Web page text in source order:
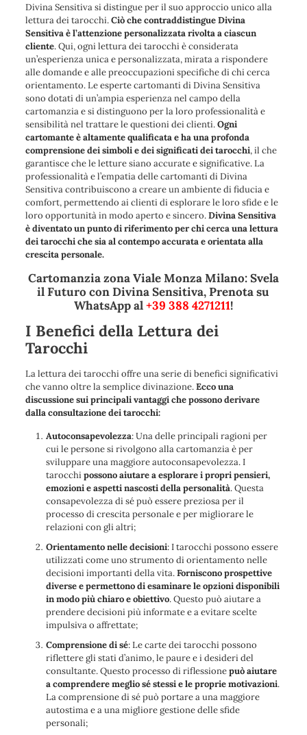
Divina Sensitiva si distingue per il suo approccio unico alla
lettura dei tarocchi.Ciò che contraddistingue Divina
Sensitiva è l’attenzione personalizzata rivolta a ciascun
cliente. Qui, ogni lettura dei tarocchi è considerata
un’esperienza unica e personalizzata, mirata a rispondere
alle domande e alle preoccupazioni specifiche di chi cerca
orientamento. Le esperte cartomanti di Divina Sensitiva
sono dotati di un’ampia esperienza nel campo della
cartomanzia e si distinguono per la loro professionalità e
sensibilità nel trattare le questioni dei clienti.Ogni
cartomante è altamente qualificata e ha una profonda
comprensione dei simboli e dei significati dei tarocchi, il che
garantisce che le letture siano accurate e significative. La
professionalità e l’empatia delle cartomanti di Divina
Sensitiva contribuiscono a creare un ambiente di fiducia e
comfort, permettendo ai clienti di esplorare le loro sfide e le
loro opportunità in modo aperto e sincero.Divina Sensitiva
è diventato un punto di riferimento per chi cerca una lettura
dei tarocchi che sia al contempo accurata e orientata alla
crescita personale.
Cartomanzia zona Viale Monza Milano: Svela
il Futuro con Divina Sensitiva, Prenota su
WhatsApp al+39 388 4271211!
I Benefici della Lettura dei
Tarocchi
La lettura dei tarocchi offre una serie di benefici significativi
che vanno oltre la semplice divinazione.Ecco una
discussione sui principali vantaggi che possono derivare
dalla consultazione dei tarocchi:
Autoconsapevolezza: Una delle principali ragioni per
cui le persone si rivolgono alla cartomanzia è per
sviluppare una maggiore autoconsapevolezza. I
tarocchipossono aiutare a esplorare i propri pensieri,
emozioni e aspetti nascosti della personalità. Questa
consapevolezza di sé può essere preziosa per il
processo di crescita personale e per migliorare le
relazioni con gli altri;
Orientamento nelle decisioni: I tarocchi possono essere
utilizzati come uno strumento di orientamento nelle
decisioni importanti della vita.Forniscono prospettive
diverse e permettono di esaminare le opzioni disponibili
in modo più chiaro e obiettivo. Questo può aiutare a
prendere decisioni più informate e a evitare scelte
impulsiva o affrettate;
Comprensione di sé: Le carte dei tarocchi possono
riflettere gli stati d’animo, le paure e i desideri del
consultante. Questo processo di riflessionepuò aiutare
a comprendere meglio sé stessi e le proprie motivazioni.
La comprensione di sé può portare a una maggiore
autostima e a una migliore gestione delle sfide
personali;